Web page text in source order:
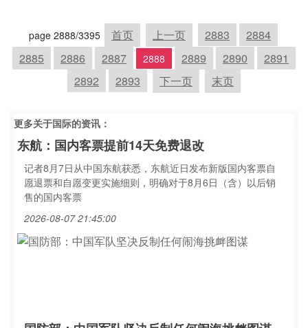
page 2888/3395 首页 上一页 2883
2884
2885
2886 2887 2888 2889 2890
2891
2892
2893 下一页 末页
更多关于国际的资讯：
东航：国内客票提前14天免费退改
记者8月7日从中国东航获悉，东航近日发布新版国内客票自
愿退票和自愿变更实施细则，明确对于8月6日（含）以后销
售的国内客票
2026-08-07 21:45:00